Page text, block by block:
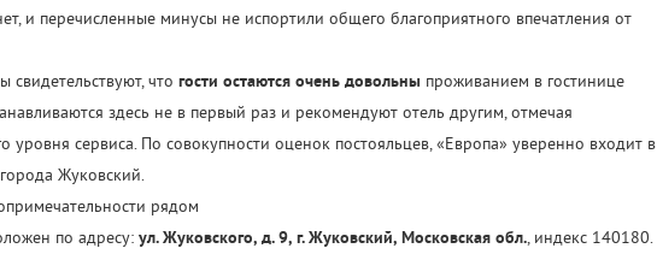
и перечисленные минусы не испортили общего благоприятного впечатления от
свидетельствуют, что гости остаются очень довольны проживанием в гостинице
здесь не в первый раз и рекомендуют отель другим, отмечая
уровня сервиса. По совокупности оценок постояльцев, «Европа» уверенно входит в
Жуковский.
рядом
по адресу: ул. Жуковского, д. 9, г. Жуковский, Московская обл., индекс 140180.